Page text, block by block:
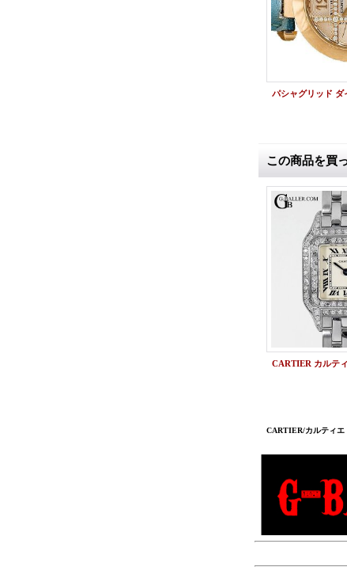
この商品を買
CARTIER/カルティエ